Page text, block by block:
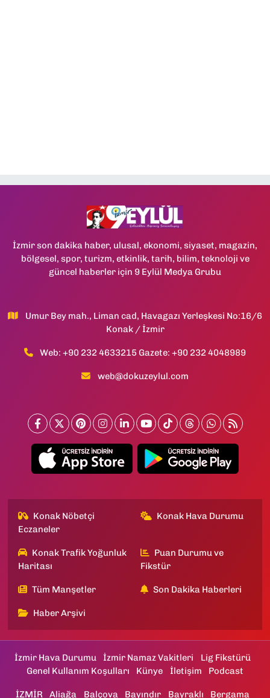
İzmir son dakika haber, ulusal, ekonomi, siyaset, magazin,
bölgesel, spor, turizm, etkinlik, tarih, bilim, teknoloji ve
güncel haberler için 9 Eylül Medya Grubu
Umur Bey mah., Liman cad, Havagazı Yerleşkesi No:16/6
Konak / İzmir
Web: +90 232 4633215 Gazete: +90 232 4048989
web@dokuzeylul.com
Konak Nöbetçi
Eczaneler
Konak Hava Durumu
Konak Trafik Yoğunluk
Haritası
Puan Durumu ve
Fikstür
Tüm Manşetler Son Dakika Haberleri
Haber Arşivi
İzmir Hava Durumu İzmir Namaz Vakitleri
Lig Fikstürü
Genel Kullanım Koşulları
Künye İletişim Podcast
İZMİR Aliağa Balçova Bayındır Bayraklı Bergama